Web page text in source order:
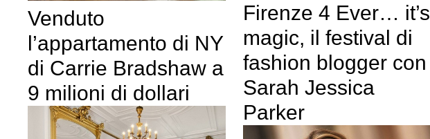
Venduto
l’appartamento di NY
di Carrie Bradshaw a
9 milioni di dollari
Firenze 4 Ever… it’s
magic, il festival di
fashion blogger con
Sarah Jessica
Parker